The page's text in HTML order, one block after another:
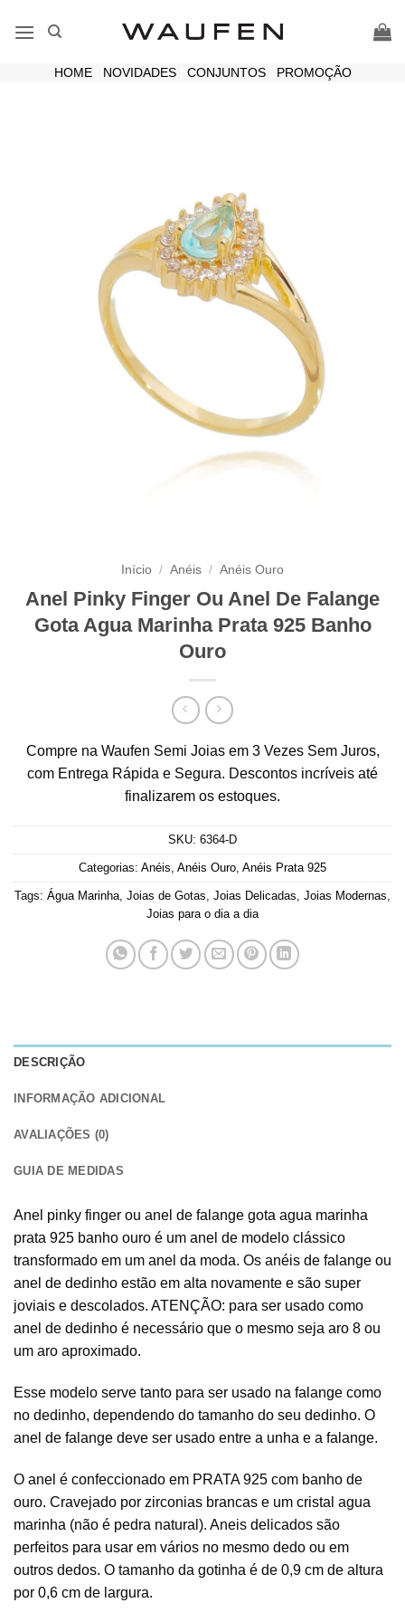
HOME| NOVIDADES| CONJUNTOS| PROMOÇÃO
Início / Anéis / Anéis Ouro
Anel Pinky Finger Ou Anel De Falange
Gota Agua Marinha Prata 925 Banho
Ouro
Compre na Waufen Semi Joias em 3 Vezes Sem Juros,
com Entrega Rápida e Segura. Descontos incríveis até
finalizarem os estoques.
SKU: 6364-D
Categorias: Anéis, Anéis Ouro, Anéis Prata 925
Tags: Água Marinha, Joias de Gotas, Joias Delicadas, Joias Modernas,
Joias para o dia a dia
DESCRIÇÃO
INFORMAÇÃO ADICIONAL
AVALIAÇÕES (0)
GUIA DE MEDIDAS
Anel pinky finger ou anel de falange gota agua marinha
prata 925 banho ouro é um anel de modelo clássico
transformado em um anel da moda. Os anéis de falange ou
anel de dedinho estão em alta novamente e são super
joviais e descolados. ATENÇÃO: para ser usado como
anel de dedinho é necessário que o mesmo seja aro 8 ou
um aro aproximado.
Esse modelo serve tanto para ser usado na falange como
no dedinho, dependendo do tamanho do seu dedinho. O
anel de falange deve ser usado entre a unha e a falange.
O anel é confeccionado em PRATA 925 com banho de
ouro. Cravejado por zirconias brancas e um cristal agua
marinha (não é pedra natural). Aneis delicados são
perfeitos para usar em vários no mesmo dedo ou em
outros dedos. O tamanho da gotinha é de 0,9 cm de altura
por 0,6 cm de largura.